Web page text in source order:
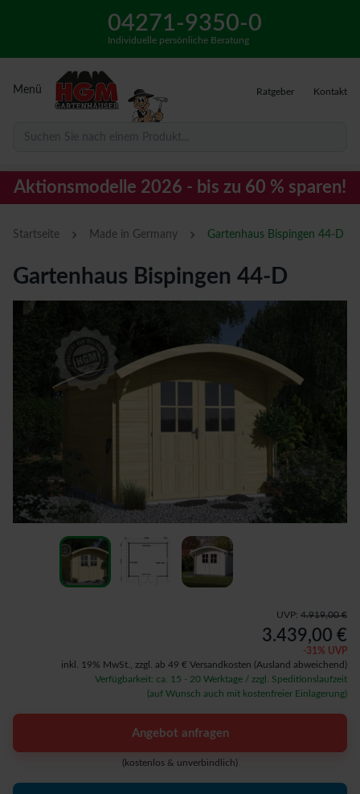
04271-9350-0
Individuelle persönliche Beratung
Menü Ratgeber Kontakt
Suchen Sie nach einem Produkt...
Aktionsmodelle 2026 - bis zu 60 % sparen!
Startseite › Made in Germany › Gartenhaus Bispingen 44-D
Gartenhaus Bispingen 44-D
UVP: 4.919,00 €
3.439,00 €
-31 % UVP
inkl. 19% MwSt., zzgl. ab 49 € Versandkosten (Ausland abweichend)
Verfügbarkeit: ca. 15 - 20 Werktage / zzgl. Speditionslaufzeit
(auf Wunsch auch mit kostenfreier Einlagerung)
Angebot anfragen
(kostenlos & unverbindlich)